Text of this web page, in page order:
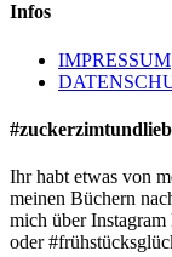
Infos
IMPRESSUM
Ihr habt etwas von
meinen Büchern
mich über
oder